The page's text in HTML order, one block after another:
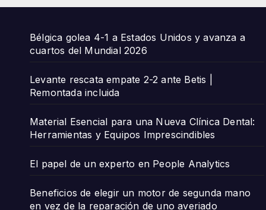
Bélgica golea 4-1 a Estados Unidos y avanza a
cuartos del Mundial 2026
Levante rescata empate 2-2 ante Betis |
Remontada incluida
Material Esencial para una Nueva Clínica Dental:
Herramientas y Equipos Imprescindibles
El papel de un experto en People Analytics
Beneficios de elegir un motor de segunda mano
en vez de la reparación de uno averiado